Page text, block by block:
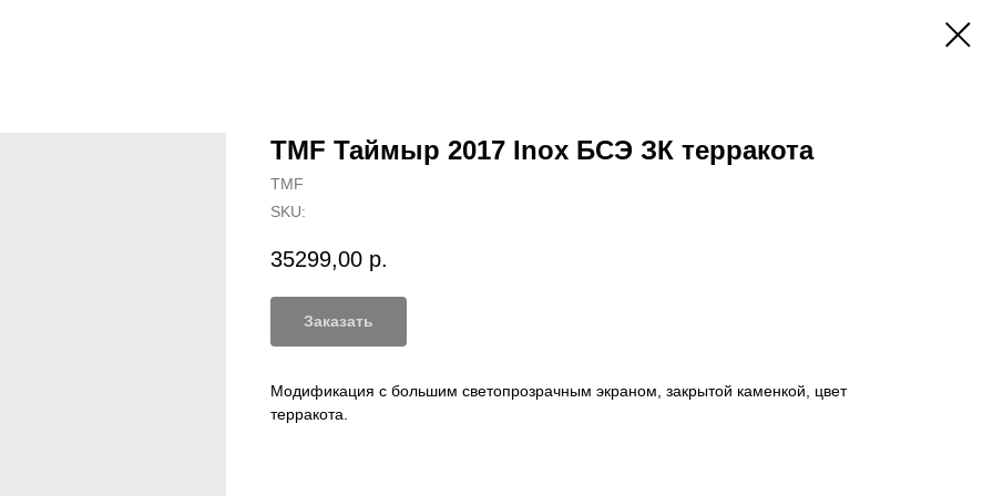
TMF Таймыр 2017 Inox БСЭ ЗК терракота
TMF
SKU:
35299,00 р.
Заказать
Модификация с большим светопрозрачным экраном, закрытой каменкой, цвет
терракота.